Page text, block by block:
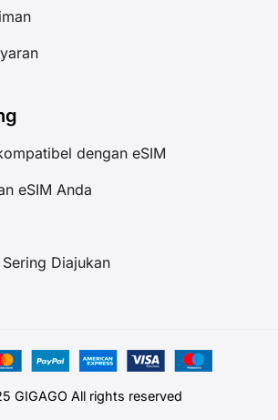
dengan eSIM
eSIM Anda
Diajukan
GIGAGO All rights reserved